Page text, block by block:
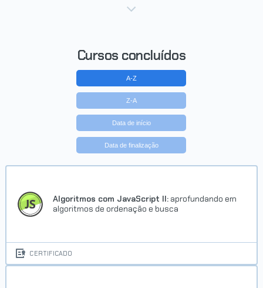
Cursos concluídos
A-Z
Z-A
Data de início
Data de finalização
Algoritmos com JavaScript II: aprofundando em
algoritmos de ordenação e busca
CERTIFICADO